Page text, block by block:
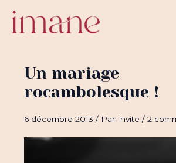
contenu
Un mariage
rocambolesque !
6 décembre 2013/ Par Invite/2